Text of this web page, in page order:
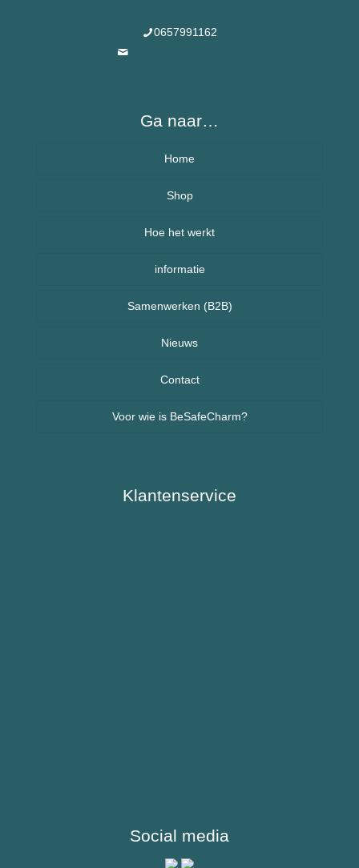
0657991162
Ga naar…
Home
Over BeSafeCharm – ons verhaal
Shop
Armbanden
Kettingen
Kinderen
Sport sieraden
Hoe het werkt
informatie
Veelgestelde vragen (FAQ) – BeSafeCharm
Retourneren & herroepingsrecht
Samenwerken (B2B)
Nieuws
Nieuws uit Nederland
Nieuws uit Spanje
Contact
Voor wie is BeSafeCharm?
Diabetes / Suikerziekte
Klantenservice
Social media